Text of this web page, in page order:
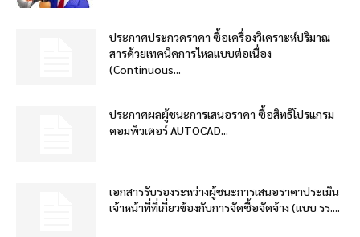
ประกาศประกวดราคา ซื้อเครื่องวิเคราะห์ปริมาณ
สารด้วยเทคนิคการไหลแบบต่อเนื่อง
(Continuous...
ประกาศผลผู้ชนะการเสนอราคา ซื้อสิทธิโปรแกรม
คอมพิวเตอร์ AUTOCAD...
เอกสารรับรองระหว่างผู้ชนะการเสนอราคาประเมิน
เจ้าหน้าที่ที่เกี่ยวข้องกับการจัดซื้อจัดจ้าง (แบบ รร....